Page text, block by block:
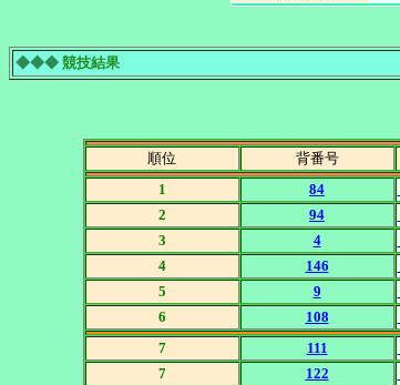
◆◆◆ 競技結果
順位 背番号
1
84
2
94
3
4
4
146
5
9
6
108
7
111
7
122